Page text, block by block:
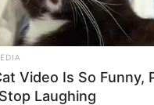
ishin vënë të gjithë pas
edhe ftesë në kombëtaren
rritje të jashtëzakonshme.
Video Is So Funny,
Laughing